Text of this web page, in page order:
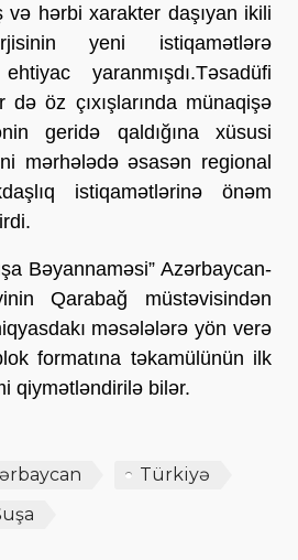
və hərbi xarakter daşıyan ikili
yeni istiqamətlərə
yaranmışdı.Təsadüfi
öz çıxışlarında münaqişə
geridə qaldığına xüsusi
mərhələdə əsasən regional
istiqamətlərinə önəm
Bəyannaməsi” Azərbaycan-
Qarabağ müstəvisindən
məsələlərə yön verə
formatına təkamülünün ilk
qiymətləndirilə bilər.
Türkiyə